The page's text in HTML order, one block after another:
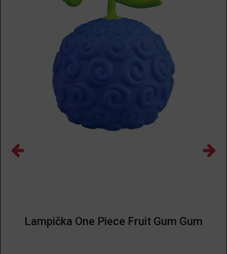
Lampička One Piece Fruit Gum Gum